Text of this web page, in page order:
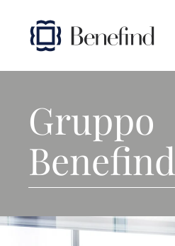
Skip to main content
Gruppo
Benefind